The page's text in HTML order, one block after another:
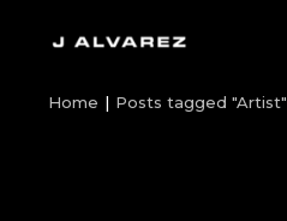
Home Posts tagged "Artist"